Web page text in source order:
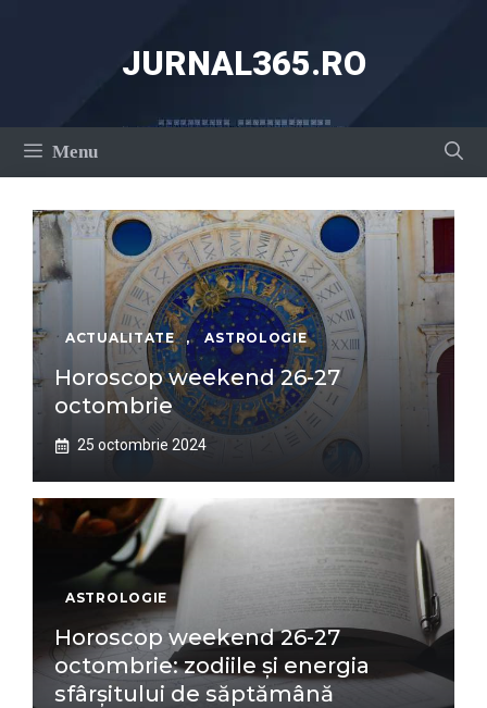
JURNAL365.RO
Menu
ACTUALITATE , ASTROLOGIE
Horoscop weekend 26-27
octombrie
25 octombrie 2024
ASTROLOGIE
Horoscop weekend 26-27
octombrie: zodiile și energia
sfârșitului de săptămână